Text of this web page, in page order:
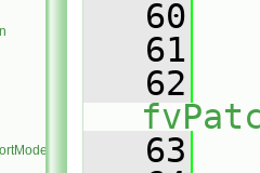
   60
   61
   62
   63